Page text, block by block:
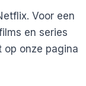
Voor een
en series
op onze pagina